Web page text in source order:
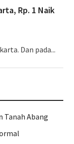
Rp. 1 Naik
Dan pada...
Tanah Abang